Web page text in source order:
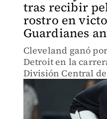
tras recibir
rostro en
Guardianes
Cleveland ganó
Detroit en la
División Central